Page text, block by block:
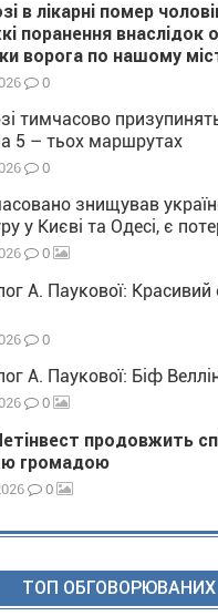
в лікарні помер
поранення внаслідок
ворога по нашому
0
тимчасово
5 – тьох маршрутах
0
знищував
у Києві та Одесі, є
0
А. Паукової: Красивий
0
А. Паукової: Біф
0
продовжить
громадою
0
ТОП ОБГОВОРЮВАНИХ